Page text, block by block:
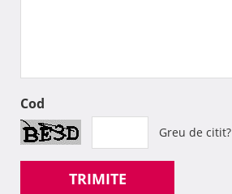
Cod
Greu de citit?
TRIMITE